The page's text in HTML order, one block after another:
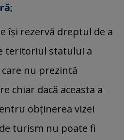
îşi rezervă dreptul de a
teritoriul statului a
nu prezintă
chiar dacă aceasta a
obţinerea vizei
turism nu poate fi